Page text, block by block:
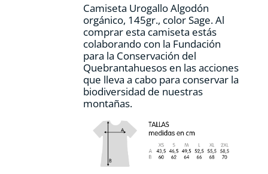
Camiseta Urogallo Algodón
orgánico, 145gr., color Sage. Al
comprar esta camiseta estás
colaborando con la Fundación
para la Conservación del
Quebrantahuesos en las acciones
que lleva a cabo para conservar la
biodiversidad de nuestras
montañas.